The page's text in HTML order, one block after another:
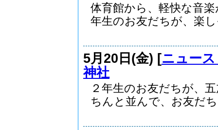
体育館から、軽快な音
年生のお友だちが、楽
5月20日(金) [ニュー
神社
２年生のお友だちが、
ちんと並んで、お友だ